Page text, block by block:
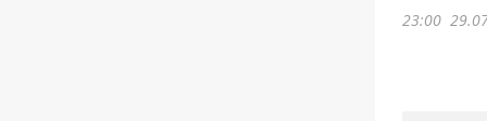
23:00